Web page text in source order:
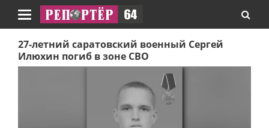
Навигация
27-летний саратовский военный Сергей
Илюхин погиб в зоне СВО